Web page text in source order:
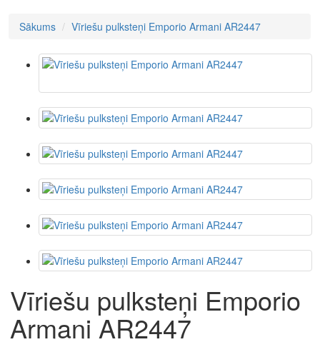
Sākums Vīriešu pulksteņi Emporio Armani AR2447
Vīriešu pulksteņi Emporio
Armani AR2447